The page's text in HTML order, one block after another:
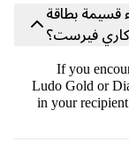
بطاقة
If you
Ludo
in your